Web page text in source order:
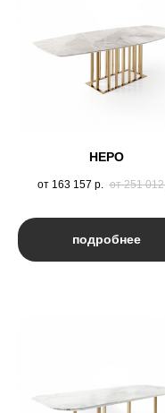
НЕРО
от 163 157 р. от 251 012
подробнее